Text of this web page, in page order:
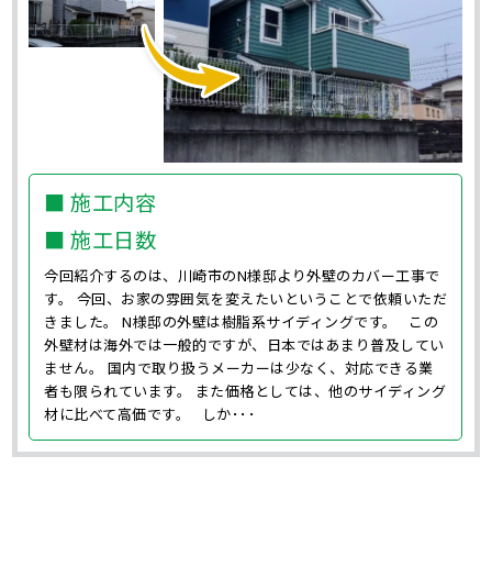
■ 施工内容
■ 施工日数
今回紹介するのは、川崎市のN様邸より外壁のカバー工事で
す。 今回、お家の雰囲気を変えたいということで依頼いただ
きました。 N様邸の外壁は樹脂系サイディングです。 この
外壁材は海外では一般的ですが、日本ではあまり普及してい
ません。 国内で取り扱うメーカーは少なく、対応できる業
者も限られています。 また価格としては、他のサイディング
材に比べて高価です。 しか･･･